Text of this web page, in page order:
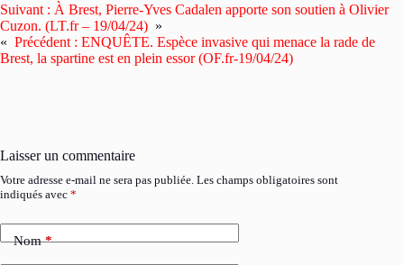
Suivant : À Brest, Pierre-Yves Cadalen apporte son soutien à Olivier
Cuzon. (LT.fr – 19/04/24) »
« Précédent : ENQUÊTE. Espèce invasive qui menace la rade de
Brest, la spartine est en plein essor (OF.fr-19/04/24)
Laisser un commentaire
Votre adresse e-mail ne sera pas publiée. Les champs obligatoires sont
indiqués avec *
Nom*